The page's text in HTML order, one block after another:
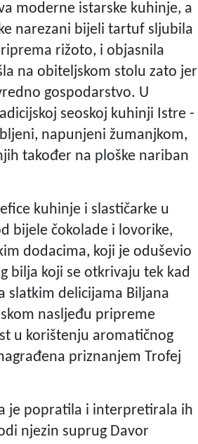
moderne istarske kuhinje, a
narezani bijeli tartuf sljubila
rižoto, i objasnila
na obiteljskom stolu zato jer
gospodarstvo. U
seoskoj kuhinji Istre -
napunjeni žumanjkom,
također na ploške nariban
kuhinje i slastičarke u
bijele čokolade i lovorike,
dodacima, koji je oduševio
bilja koji se otkrivaju tek kad
slatkim delicijama Biljana
nasljeđu pripreme
u korištenju aromatičnog
priznanjem Trofej
je popratila i interpretirala ih
njezin suprug Davor